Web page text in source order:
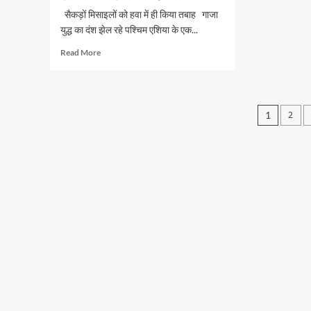
सैकड़ों मिसाइलों को हवा में ही किया तबाह गाजा
युद्ध का दंश झेल रहे पश्चिम एशिया के एक...
Read MoreRead
Posts
1 2